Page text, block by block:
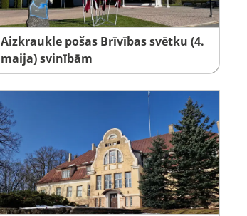
Aizkraukle pošas Brīvības svētku (4.
maija) svinībām